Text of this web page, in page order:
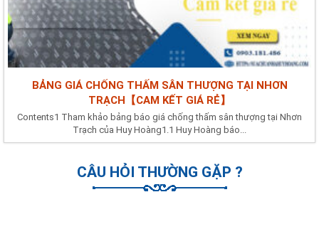
BẢNG GIÁ CHỐNG THẤM SÂN THƯỢNG TẠI NHƠN
TRẠCH【CAM KẾT GIÁ RẺ】
Contents1 Tham khảo bảng báo giá chống thấm sân thượng tại Nhơn
Trạch của Huy Hoàng1.1 Huy Hoàng báo...
CÂU HỎI THƯỜNG GẶP ?